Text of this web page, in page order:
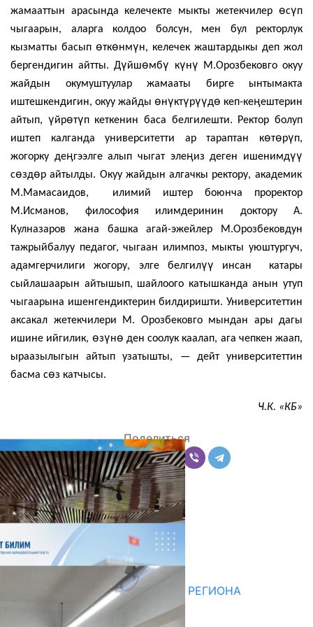
жамааттын арасында келечекте мыкты жетекчилер өсүп
чыгаарын, аларга колдоо болсун, мен бул ректорлук
кызматты басып өткөнмүн, келечек жаштардыкы деп жол
бергендигин айтты. Дүйшөмбү күнү М.Орозбековго окуу
жайдын окумуштуулар жамааты бирге ынтымакта
иштешкендигин, окуу жайды өнүктүрүүдө кеп-кеӊештерин
айтып, үйрөтүп кеткенин баса белгилешти. Ректор болуп
иштеп калганда университетти ар тараптан көтөрүп,
жогорку деӊгээлге алып чыгат элеӊиз деген ишенимдүү
сөздөр айтылды. Окуу жайдын алгачкы ректору, академик
М.Мамасаидов, илимий иштер боюнча проректор
М.Исманов, философия илимдеринин доктору А.
Кулназаров жана башка агай-эжейлер М.Орозбековдун
тажрыйбалуу педагог, чыгаан илимпоз, мыкты уюштургуч,
адамгерчилиги жогору, элге белгилүү инсан катары
сыйлашаарын айтышып, шайлоого катышканда анын утуп
чыгаарына ишенгендиктерин билдиришти. Университеттин
аксакал жетекчилери М. Орозбековго мындан ары дагы
ишине ийгилик, өзүнө ден соолук каалап, ага чепкен жаап,
ыраазылыгын айтып узатышты, — дейт университеттин
басма сөз катчысы.
Ч.К. «КБ»
Поделиться
Комментарии
Последние новости
НЕДЕЛЯ В ОБЗОРЕ
07.08.2026
ДЛЯ МЕТОДИСТОВ ЮЖНОГО РЕГИОНА
НАЧАЛОСЬ ОБУЧЕНИЕ
05.08.2026